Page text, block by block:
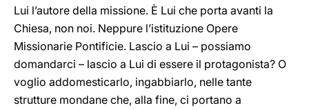
Lui l’autore della missione. È Lui che porta avanti la
Chiesa, non noi. Neppure l’istituzione Opere
Missionarie Pontificie. Lascio a Lui – possiamo
domandarci – lascio a Lui di essere il protagonista? O
voglio addomesticarlo, ingabbiarlo, nelle tante
strutture mondane che, alla fine, ci portano a